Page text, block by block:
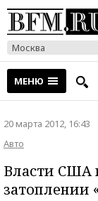
Москва
МЕНЮ
20 марта 2012, 16:43
Авто
Власти США
затоплении